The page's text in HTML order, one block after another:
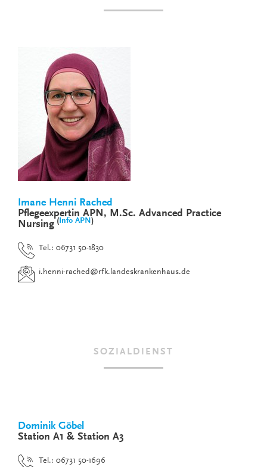
Imane Henni Rached
Pflegeexpertin APN, M.Sc. Advanced Practice
Nursing(Info APN)
Tel.: 06731 50-1830
i.henni-rached@rfk.landeskrankenhaus.de
SOZIALDIENST
Dominik Göbel
Station A1 & Station A3
Tel.: 06731 50-1696